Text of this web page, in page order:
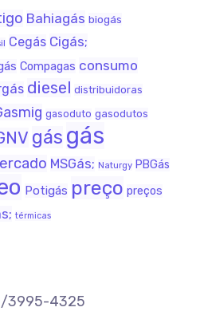
Bahiagás biogás
Cegás Cigás;
Compagas consumo
diesel distribuidoras
gasoduto gasodutos
gás gás
MSGás; Naturgy PBGás
Potigás preço preços
térmicas
3995-4325